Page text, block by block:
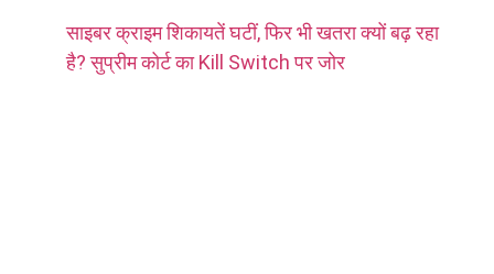
साइबर क्राइम शिकायतें घटीं, फिर भी खतरा क्यों बढ़ रहा
है? सुप्रीम कोर्ट का Kill Switch पर जोर